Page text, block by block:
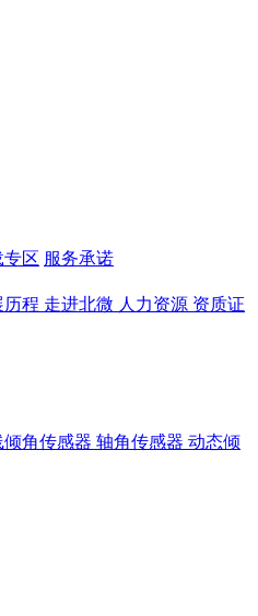
专区 服务承诺
历程 走进北微 人力资源 资质证
倾角传感器 轴角传感器 动态倾